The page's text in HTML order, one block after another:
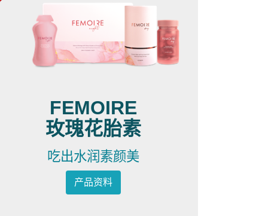
FEMOIRE
玫瑰花胎素
吃出水润素颜美
产品资料